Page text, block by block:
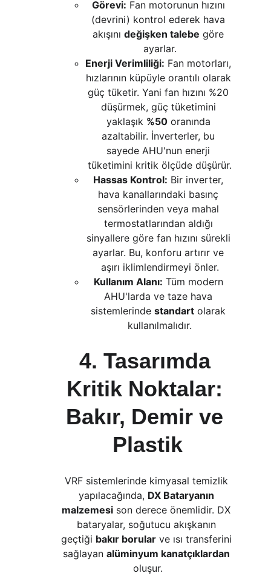
Görevi: Fan motorunun hızını
(devrini) kontrol ederek hava
akışını değişken talebe göre
ayarlar.
Enerji Verimliliği: Fan motorları,
hızlarının küpüyle orantılı olarak
güç tüketir. Yani fan hızını %20
düşürmek, güç tüketimini
yaklaşık %50 oranında
azaltabilir. İnverterler, bu
sayede AHU'nun enerji
tüketimini kritik ölçüde düşürür.
Hassas Kontrol: Bir inverter,
hava kanallarındaki basınç
sensörlerinden veya mahal
termostatlarından aldığı
sinyallere göre fan hızını sürekli
ayarlar. Bu, konforu artırır ve
aşırı iklimlendirmeyi önler.
Kullanım Alanı: Tüm modern
AHU'larda ve taze hava
sistemlerinde standart olarak
kullanılmalıdır.
4. Tasarımda
Kritik Noktalar:
Bakır, Demir ve
Plastik
VRF sistemlerinde kimyasal temizlik
yapılacağında, DX Bataryanın
malzemesi son derece önemlidir. DX
bataryalar, soğutucu akışkanın
geçtiği bakır borular ve ısı transferini
sağlayan alüminyum kanatçıklardan
oluşur.